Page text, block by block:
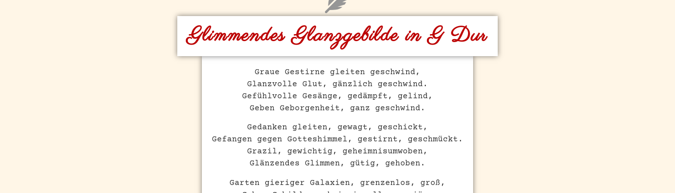
Glimmendes Glanzgebilde in G Dur
Graue Gestirne gleiten geschwind,
Glanzvolle Glut, gänzlich geschwind.
Gefühlvolle Gesänge, gedämpft, gelind,
Geben Geborgenheit, ganz geschwind.
Gedanken gleiten, gewagt, geschickt,
Gefangen gegen Gotteshimmel, gestirnt, geschmückt.
Grazil, gewichtig, geheimnisumwoben,
Glänzendes Glimmen, gütig, gehoben.
Garten gieriger Galaxien, grenzenlos, groß,